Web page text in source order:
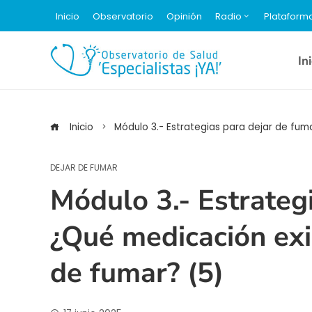
Inicio Observatorio Opinión Radio
Inicio Módulo 3.- Estrategias para dejar de
DEJAR DE FUMAR
Módulo 3.-
¿Qué medicación
de fumar? (5)